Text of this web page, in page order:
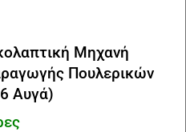
Μηχανή
Πουλερικών
Αυγά)